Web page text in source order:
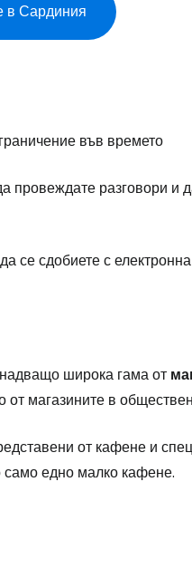
в Сардиния
във времето
провеждате разговори и
се сдобиете с
широка гама от
магазините в
от кафене и
само едно малко кафене.
в Cestee
на туристите